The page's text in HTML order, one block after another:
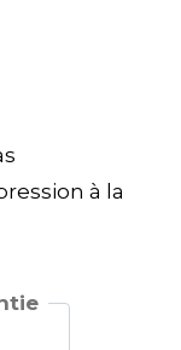
à la